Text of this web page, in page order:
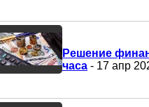
Решение
часа - 17 апр